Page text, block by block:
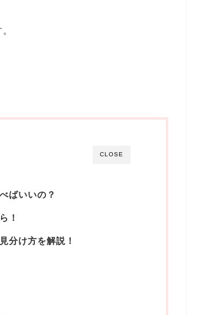
CLOSE
ばいいの？
！
分け方を解説！